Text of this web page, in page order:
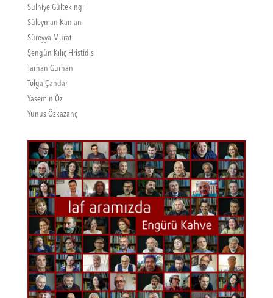
Sulhiye Gültekingil
Süleyman Kaman
Süreyya Murat
Şengün Kılıç Hristidis
Tarhan Gürhan
Tolga Çandar
Yasemin Öz
Yunus Özkazanç